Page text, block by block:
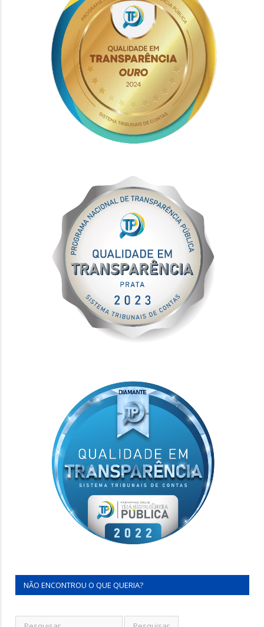
NÃO ENCONTROU O QUE QUERIA?